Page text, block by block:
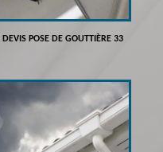
DEVIS POSE DE GOUTTIÈRE 33